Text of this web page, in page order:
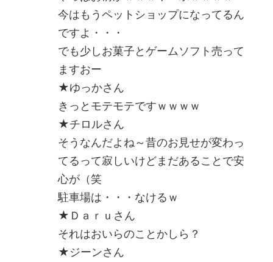
今はもうペットショップになってるん
ですよ・・・
でも少しお菓子とゲームソフト売って
ますおー
★ゆっかさん
きっとモテモテですｗｗｗｗ
★チロルさん
そうなんだよね～昔のお見せが変わっ
てるって寂しいけどまだあることで安
心が（笑
駐車場は・・・なけるｗ
★Ｄａｒｕさん
それはおいらのことかしら？
★ジーンさん